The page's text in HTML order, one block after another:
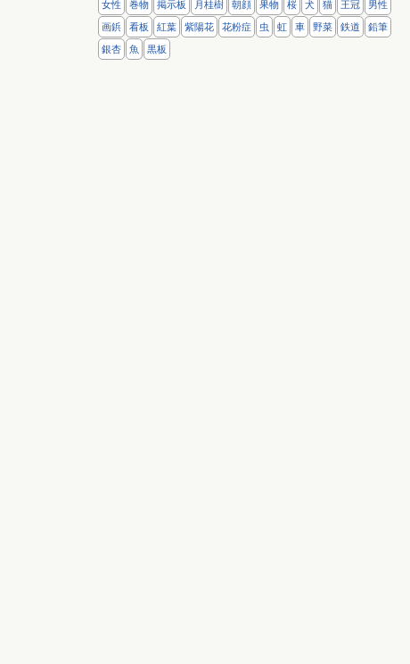
女性 巻物 掲示板 月桂樹 朝顔 果物 桜 犬 猫 王冠 男性
画鋲 看板 紅葉 紫陽花 花粉症 虫 虹 車 野菜 鉄道 鉛筆
銀杏 魚 黒板